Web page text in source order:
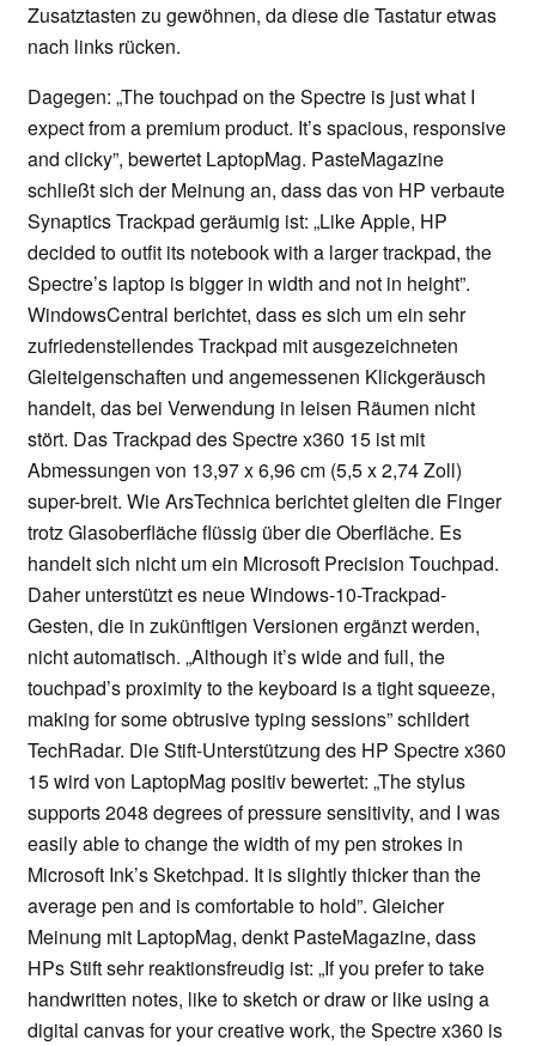
Zusatztasten zu gewöhnen, da diese die Tastatur etwas
nach links rücken.
Dagegen: „The touchpad on the Spectre is just what I
expect from a premium product. It’s spacious, responsive
and clicky”, bewertet LaptopMag. PasteMagazine
schließt sich der Meinung an, dass das von HP verbaute
Synaptics Trackpad geräumig ist: „Like Apple, HP
decided to outfit its notebook with a larger trackpad, the
Spectre’s laptop is bigger in width and not in height”.
WindowsCentral berichtet, dass es sich um ein sehr
zufriedenstellendes Trackpad mit ausgezeichneten
Gleiteigenschaften und angemessenen Klickgeräusch
handelt, das bei Verwendung in leisen Räumen nicht
stört. Das Trackpad des Spectre x360 15 ist mit
Abmessungen von 13,97 x 6,96 cm (5,5 x 2,74 Zoll)
super-breit. Wie ArsTechnica berichtet gleiten die Finger
trotz Glasoberfläche flüssig über die Oberfläche. Es
handelt sich nicht um ein Microsoft Precision Touchpad.
Daher unterstützt es neue Windows-10-Trackpad-
Gesten, die in zukünftigen Versionen ergänzt werden,
nicht automatisch. „Although it’s wide and full, the
touchpad’s proximity to the keyboard is a tight squeeze,
making for some obtrusive typing sessions” schildert
TechRadar. Die Stift-Unterstützung des HP Spectre x360
15 wird von LaptopMag positiv bewertet: „The stylus
supports 2048 degrees of pressure sensitivity, and I was
easily able to change the width of my pen strokes in
Microsoft Ink’s Sketchpad. It is slightly thicker than the
average pen and is comfortable to hold”. Gleicher
Meinung mit LaptopMag, denkt PasteMagazine, dass
HPs Stift sehr reaktionsfreudig ist: „If you prefer to take
handwritten notes, like to sketch or draw or like using a
digital canvas for your creative work, the Spectre x360 is